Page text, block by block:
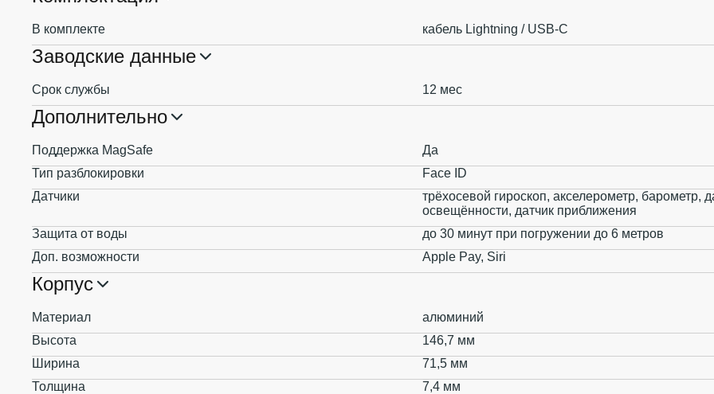
В комплекте кабель Lightning / USB-C
Заводские данные
Срок службы 12 мес
Дополнительно
Поддержка MagSafe
Да
Тип разблокировки
Face ID
Датчики
трёхосевой гироскоп, акселерометр, барометр,
освещённости, датчик приближения
Защита от воды
до 30 минут при погружении до 6 метров
Доп. возможности
Apple Pay, Siri
Корпус
Материал
алюминий
Высота
146,7 мм
Ширина
71,5 мм
Толщина
7,4 мм